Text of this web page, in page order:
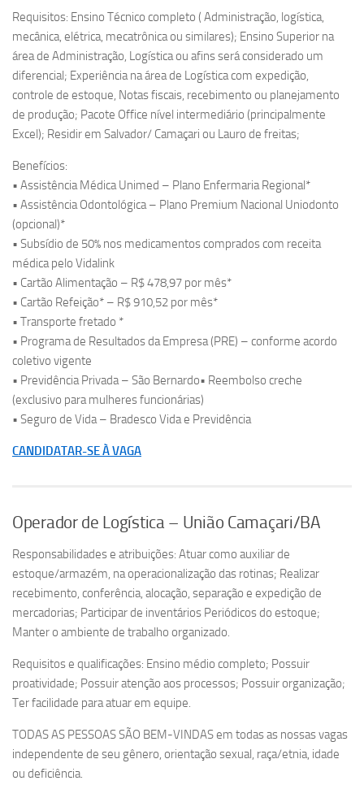
Requisitos: Ensino Técnico completo ( Administração, logística,
mecânica, elétrica, mecatrônica ou similares); Ensino Superior na
área de Administração, Logística ou afins será considerado um
diferencial; Experiência na área de Logística com expedição,
controle de estoque, Notas fiscais, recebimento ou planejamento
de produção; Pacote Office nível intermediário (principalmente
Excel); Residir em Salvador/ Camaçari ou Lauro de freitas;
Benefícios:
• Assistência Médica Unimed – Plano Enfermaria Regional*
• Assistência Odontológica – Plano Premium Nacional Uniodonto
(opcional)*
• Subsídio de 50% nos medicamentos comprados com receita
médica pelo Vidalink
• Cartão Alimentação – R$ 478,97 por mês*
• Cartão Refeição* – R$ 910,52 por mês*
• Transporte fretado *
• Programa de Resultados da Empresa (PRE) – conforme acordo
coletivo vigente
• Previdência Privada – São Bernardo• Reembolso creche
(exclusivo para mulheres funcionárias)
• Seguro de Vida – Bradesco Vida e Previdência
CANDIDATAR-SE À VAGA
Operador de Logística – União Camaçari/BA
Responsabilidades e atribuições: Atuar como auxiliar de
estoque/armazém, na operacionalização das rotinas; Realizar
recebimento, conferência, alocação, separação e expedição de
mercadorias; Participar de inventários Periódicos do estoque;
Manter o ambiente de trabalho organizado.
Requisitos e qualificações: Ensino médio completo; Possuir
proatividade; Possuir atenção aos processos; Possuir organização;
Ter facilidade para atuar em equipe.
TODAS AS PESSOAS SÃO BEM-VINDAS em todas as nossas vagas
independente de seu gênero, orientação sexual, raça/etnia, idade
ou deficiência.